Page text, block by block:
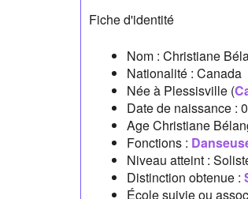
Fiche d'identité
Nom : Christiane
Nationalité : Canada
Née à Plessisville (
Date de naissance :
Age Christiane
Fonctions :
Niveau atteint :
Distinction obtenue :
École suivie ou